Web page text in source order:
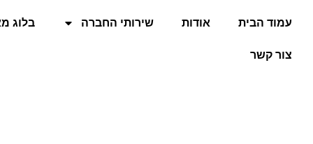
עמוד הבית אודות שירותי החברה בלוג
צור קשר